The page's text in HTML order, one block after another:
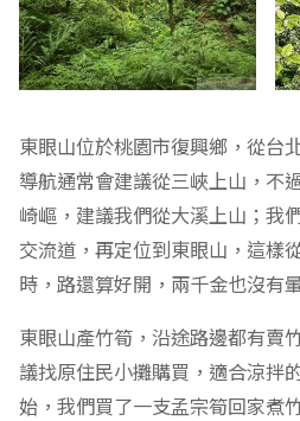
東眼山位於桃園市復興鄉，從台
導航通常會建議從三峽上山，不
崎嶇，建議我們從大溪上山；我
交流道，再定位到東眼山，這樣
時，路還算好開，兩千金也沒有
東眼山產竹筍，沿途路邊都有賣
議找原住民小攤購買，適合涼拌
始，我們買了一支孟宗筍回家煮